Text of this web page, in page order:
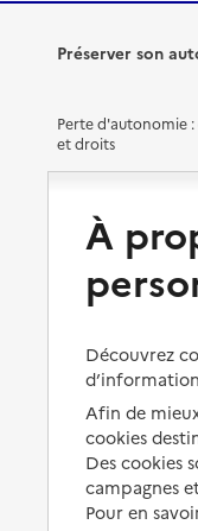
Préserver son
Perte d'autonomie
et droits
Préserver son
santé
Les mesures de
Les obligations de la
À qui s’adresser ?
Les politiques du
À
Découvrez
Afin de
cookies
Des cookies
campagnes
Pour en